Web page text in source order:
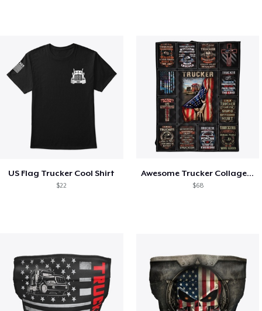
US Flag Trucker Cool Shirt
$22
Awesome Trucker Collage Product
$68